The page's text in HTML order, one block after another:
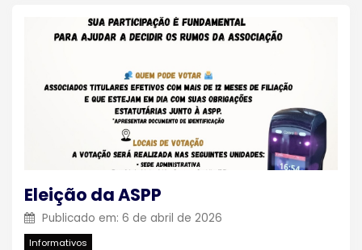
Eleição da ASPP
Publicado em: 6 de abril de 2026
Informativos